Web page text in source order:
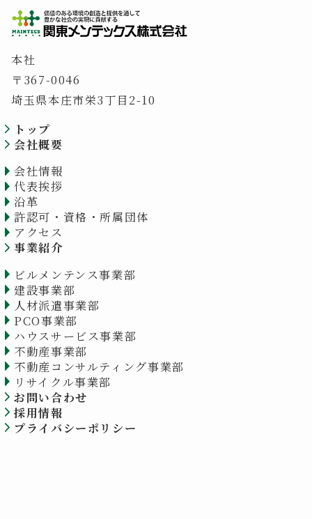
本社
〒367-0046
埼玉県本庄市栄3丁目2-10
トップ
会社概要
会社情報
代表挨拶
沿革
許認可・資格・所属団体
アクセス
事業紹介
ビルメンテンス事業部
建設事業部
人材派遣事業部
PCO事業部
ハウスサービス事業部
不動産事業部
不動産コンサルティング事業部
リサイクル事業部
お問い合わせ
採用情報
プライバシーポリシー